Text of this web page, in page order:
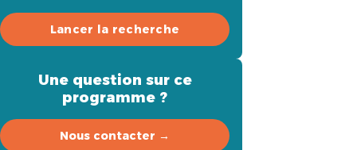
Lancer la recherche
Une question sur ce
programme ?
Nous contacter →